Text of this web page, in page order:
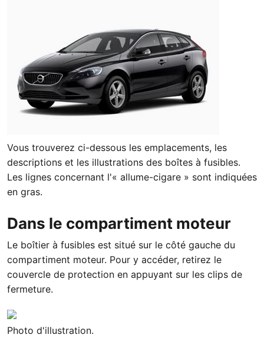
Vous trouverez ci-dessous les emplacements, les
descriptions et les illustrations des boîtes à fusibles.
Les lignes concernant l'« allume-cigare » sont indiquées
en gras.
Dans le compartiment moteur
Le boîtier à fusibles est situé sur le côté gauche du
compartiment moteur. Pour y accéder, retirez le
couvercle de protection en appuyant sur les clips de
fermeture.
Photo d'illustration.